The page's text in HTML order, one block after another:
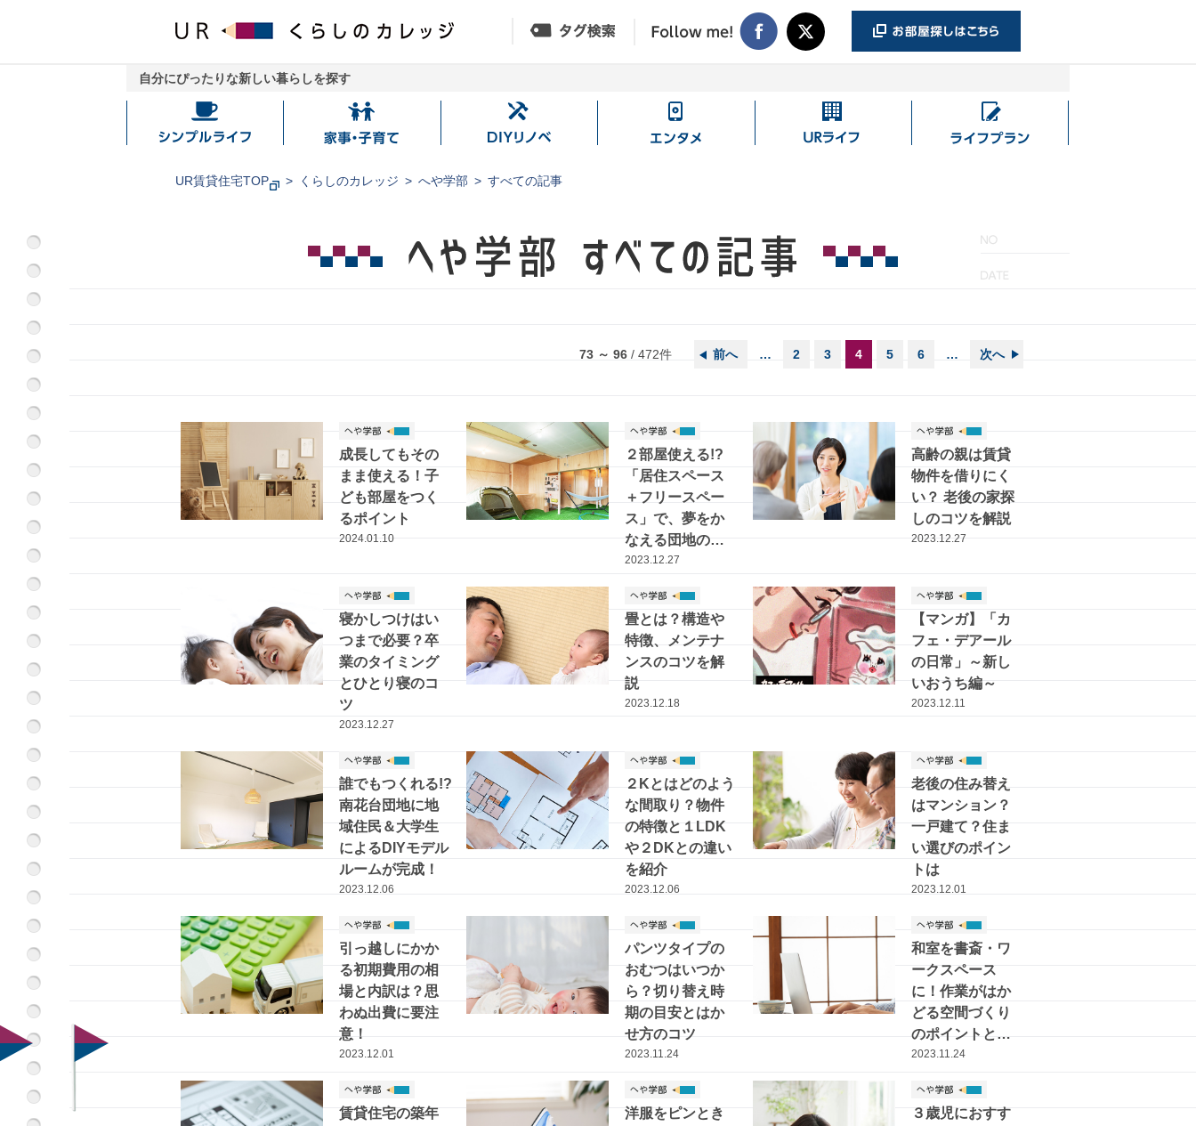
自分にぴったりな新しい暮らしを探す
シ
プ
家
子
DIY
ノ
エ
UR
ラ
ン
UR賃貸住宅TOP くらしのカレッジ へや学部 すべての記事
73 ～ 96 / 472件 前へ … 2 3 4 5 6 … 次へ
成長してもその
まま使える！子
ども部屋をつく
るポイント
2024.01.10
２部屋使える!?
「居住スペース
＋フリースペー
ス」で、夢をか
なえる団地の新
しい暮らし方
2023.12.27
高齢の親は賃貸
物件を借りにく
い？ 老後の家探
しのコツを解説
2023.12.27
寝かしつけはい
つまで必要？卒
業のタイミング
とひとり寝のコ
ツ
2023.12.27
畳とは？構造や
特徴、メンテナ
ンスのコツを解
説
2023.12.18
【マンガ】「カ
フェ・デアール
の日常」～新し
いおうち編～
2023.12.11
誰でもつくれる!?
南花台団地に地
域住民＆大学生
によるDIYモデル
ルームが完成！
2023.12.06
２Kとはどのよう
な間取り？物件
の特徴と１LDK
や２DKとの違い
を紹介
2023.12.06
老後の住み替え
はマンション？
一戸建て？住ま
い選びのポイン
トは
2023.12.01
引っ越しにかか
る初期費用の相
場と内訳は？思
わぬ出費に要注
意！
2023.12.01
パンツタイプの
おむつはいつか
ら？切り替え時
期の目安とはか
せ方のコツ
2023.11.24
和室を書斎・ワ
ークスペース
に！作業がはか
どる空間づくり
のポイントとイ
ンテリア実例
2023.11.24
賃貸住宅の築年
洋服をピンとき
３歳児におすす